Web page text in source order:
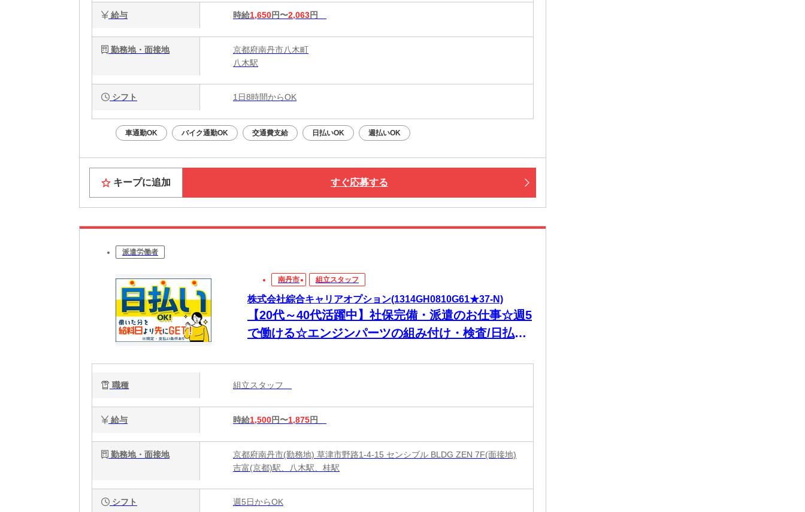
給与 時給1,650円〜2,063円
勤務地・面接地
京都府南丹市八木町
八木駅
シフト 1日8時間からOK
車通勤OK バイク通勤OK 交通費支給 日払いOK 週払いOK
キープに追加 すぐ応募する
派遣労働者
南丹市 組立スタッフ
株式会社綜合キャリアオプション(1314GH0810G61★37-N)
【20代～40代活躍中】社保完備・派遣のお仕事☆週5
で働ける☆エンジンパーツの組み付け・検査/日払い
職種 組立スタッフ
給与 時給1,500円〜1,875円
勤務地・面接地
京都府南丹市(勤務地) 草津市野路1-4-15 センシブル BLDG ZEN 7F(面接地)
吉富(京都)駅、八木駅、桂駅
シフト 週5日からOK